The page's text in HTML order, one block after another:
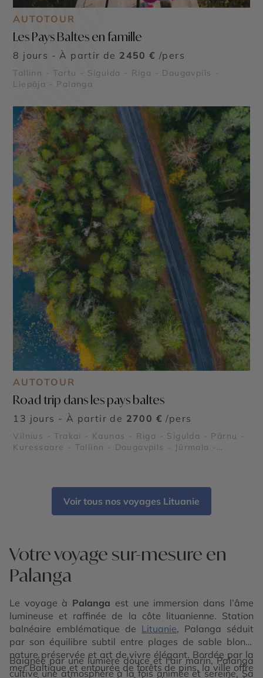
AUTOTOUR
Les Pays Baltes en famille
8 jours - À partir de 2450 € /pers
Tallinn - Tartu - Sigulda - Riga - Daugavpils -
Liepāja - Palanga
AUTOTOUR
Road trip dans les pays baltes
13 jours - À partir de 2700 € /pers
Vilnius - Trakai - Kaunas - Riga - Sigulda - Pärnu -
Kuressaare - Tallinn - Daugavpils - Jūrmala -
- Château de Trakai - Druskininkai - Isthme de
Courlande - Plages de Palanga
Voir tous nos voyages Lituanie
Votre voyage sur-mesure en
Palanga
Le voyage à Palanga est une immersion dans l’âme
lumineuse et raffinée de la côte lituanienne. Station
balnéaire emblématique de Lituanie, Palanga séduit
par son équilibre subtil entre plages de sable blond,
nature préservée et art de vivre élégant. Bordée par la
mer Baltique et entourée de forêts de pins, la ville offre
Baignée par une lumière douce et l’air marin, Palanga
cultive une atmosphère à la fois animée et sereine. Sa